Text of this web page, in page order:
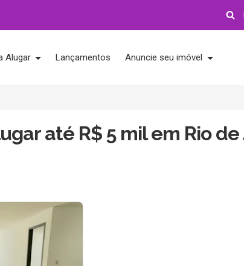
Alugar Lançamentos Anuncie seu imóvel
até R$ 5 mil em Rio de